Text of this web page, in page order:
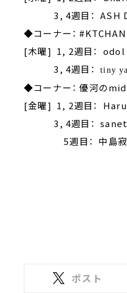
3, 4週目： ASH
◆コーナー：
[木曜] 1, 2週目： odol
3, 4週目：tiny
◆コーナー： 優河の
[金曜] 1, 2週目：
3, 4週目：
5週目： 中島寂
ポスト